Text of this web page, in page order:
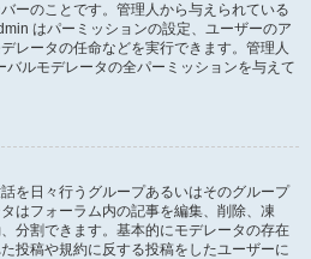
ーのことです。管理人から与えられている
はパーミッションの設定、ユーザーのア
レータの任命などを実行できます。管理人
ルモデレータの全パーミッションを与えて
を日々行うグループあるいはそのグループ
はフォーラム内の記事を編集、削除、凍
分割できます。基本的にモデレータの存在
投稿や規約に反する投稿をしたユーザーに